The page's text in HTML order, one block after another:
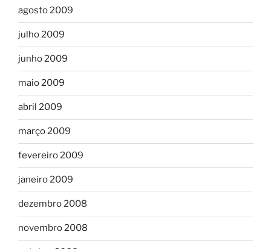
agosto 2009
julho 2009
junho 2009
maio 2009
abril 2009
março 2009
fevereiro 2009
janeiro 2009
dezembro 2008
novembro 2008